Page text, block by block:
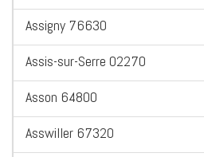
Assigny 76630
Assis-sur-Serre 02270
Asson 64800
Asswiller 67320